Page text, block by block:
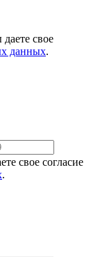
свое
данных.
свое согласие
.